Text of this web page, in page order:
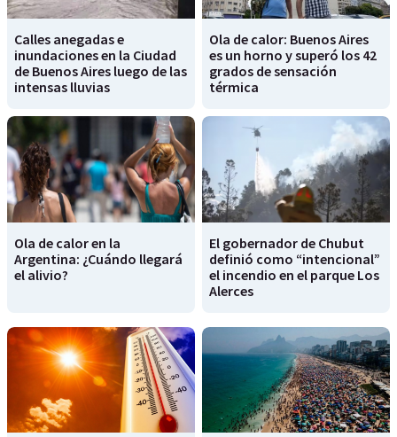
Calles anegadas e
inundaciones en la Ciudad
de Buenos Aires luego de las
intensas lluvias
Ola de calor: Buenos Aires
es un horno y superó los 42
grados de sensación
térmica
Ola de calor en la
Argentina: ¿Cuándo llegará
el alivio?
El gobernador de Chubut
definió como “intencional”
el incendio en el parque Los
Alerces